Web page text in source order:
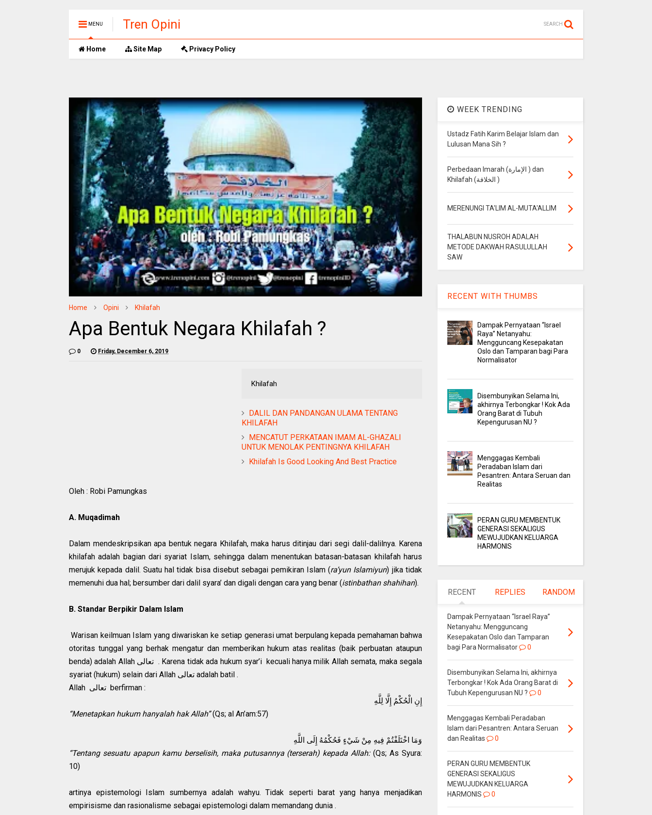
MENU Tren Opini SEARCH
Home Site Map Privacy Policy
Home Opini Khilafah
Apa Bentuk Negara Khilafah ?
0 Friday, December 6, 2019
Khilafah
DALIL DAN PANDANGAN ULAMA TENTANG
KHILAFAH
MENCATUT PERKATAAN IMAM AL-GHAZALI
UNTUK MENOLAK PENTINGNYA KHILAFAH
Khilafah Is Good Looking And Best Practice
Oleh : Robi Pamungkas
A. Muqadimah
Dalam mendeskripsikan apa bentuk negara Khilafah, maka harus ditinjau dari segi dalil-dalilnya. Karena
khilafah adalah bagian dari syariat Islam, sehingga dalam menentukan batasan-batasan khilafah harus
merujuk kepada dalil. Suatu hal tidak bisa disebut sebagai pemikiran Islam (ra’yun Islamiyun) jika tidak
memenuhi dua hal; bersumber dari dalil syara’ dan digali dengan cara yang benar (istinbathan shahihan).
B. Standar Berpikir Dalam Islam
Warisan keilmuan Islam yang diwariskan ke setiap generasi umat berpulang kepada pemahaman bahwa
otoritas tunggal yang berhak mengatur dan memberikan hukum atas realitas (baik perbuatan ataupun
benda) adalah Allah تعالى . Karena tidak ada hukum syar’i kecuali hanya milik Allah semata, maka segala
syariat (hukum) selain dari Allah تعالى adalah batil .
Allah تعالى berfirman :
إِنِ الْحُكْمُ إِلَّا لِلَّهِ
“Menetapkan hukum hanyalah hak Allah”(Qs; al An’am:57)
وَمَا اخْتَلَفْتُمْ فِيهِ مِنْ شَيْءٍ فَحُكْمُهُ إِلَى اللَّهِ
“Tentang sesuatu apapun kamu berselisih, maka putusannya (terserah) kepada Allah:(Qs; As Syura:
10)
artinya epistemologi Islam sumbernya adalah wahyu. Tidak seperti barat yang hanya menjadikan
empirisisme dan rasionalisme sebagai epistemologi dalam memandang dunia .
WEEK TRENDING
Ustadz Fatih Karim Belajar Islam dan
Lulusan Mana Sih ?
Perbedaan Imarah (الإمارة ) dan
Khilafah (الخلافة )
MERENUNGI TA'LIM AL-MUTA'ALLIM
THALABUN NUSROH ADALAH
METODE DAKWAH RASULULLAH
SAW
RECENT WITH THUMBS
Dampak Pernyataan “Israel
Raya” Netanyahu:
Mengguncang Kesepakatan
Oslo dan Tamparan bagi Para
Normalisator
Disembunyikan Selama Ini,
akhirnya Terbongkar ! Kok Ada
Orang Barat di Tubuh
Kepengurusan NU ?
Menggagas Kembali
Peradaban Islam dari
Pesantren: Antara Seruan dan
Realitas
PERAN GURU MEMBENTUK
GENERASI SEKALIGUS
MEWUJUDKAN KELUARGA
HARMONIS
RECENT REPLIES RANDOM
Dampak Pernyataan “Israel Raya”
Netanyahu: Mengguncang
Kesepakatan Oslo dan Tamparan
bagi Para Normalisator
0
Disembunyikan Selama Ini, akhirnya
Terbongkar ! Kok Ada Orang Barat di
Tubuh Kepengurusan NU ?
0
Menggagas Kembali Peradaban
Islam dari Pesantren: Antara Seruan
dan Realitas
0
PERAN GURU MEMBENTUK
GENERASI SEKALIGUS
MEWUJUDKAN KELUARGA
HARMONIS
0